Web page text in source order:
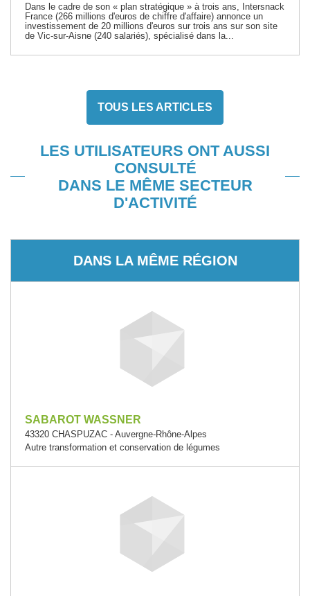
Dans le cadre de son « plan stratégique » à trois ans, Intersnack
France (266 millions d'euros de chiffre d'affaire) annonce un
investissement de 20 millions d'euros sur trois ans sur son site
de Vic-sur-Aisne (240 salariés), spécialisé dans la...
TOUS LES ARTICLES
LES UTILISATEURS ONT AUSSI
CONSULTÉ
DANS LE MÊME SECTEUR
D'ACTIVITÉ
DANS LA MÊME RÉGION
SABAROT WASSNER
43320 CHASPUZAC - Auvergne-Rhône-Alpes
Autre transformation et conservation de légumes